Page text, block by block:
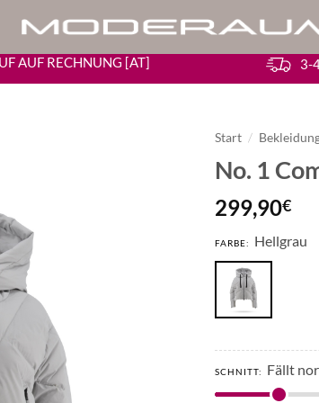
AUF RECHNUNG [AT] 3-
Start /
No. 1
299,90€
FARBE: Hellgrau
SCHNITT: Fällt